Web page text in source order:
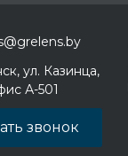
ул. Казинца,
А-501
звонок